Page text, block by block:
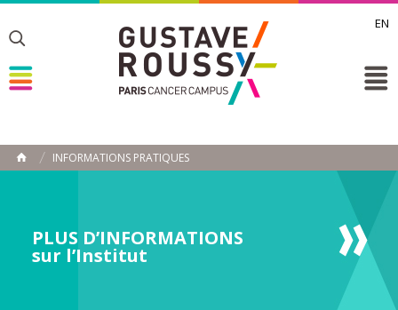
EN
Toggle
Toggle
ACCUEIL
INFORMATIONS PRATIQUES
PLUS D’INFORMATIONS
sur l’Institut